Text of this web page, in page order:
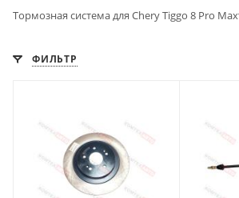
Тормозная система для Chery Tiggo 8 Pro Max
ФИЛЬТР